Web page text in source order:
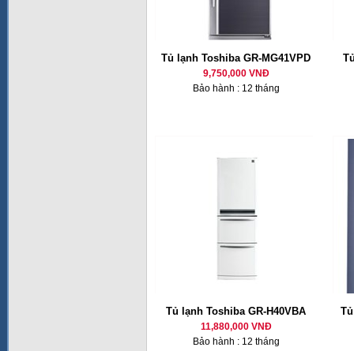
Tủ lạnh Toshiba GR-MG41VPD
9,750,000 VNĐ
Bảo hành : 12 tháng
Tủ lạnh Toshiba GR-H40VBA
11,880,000 VNĐ
Bảo hành : 12 tháng